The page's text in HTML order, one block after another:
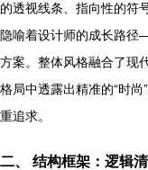
的透视线条、指向性的符
隐喻着设计师的成长路
方案。整体风格融合了现
格局中透露出精准的“时
重追求。
二、 结构框架：逻辑